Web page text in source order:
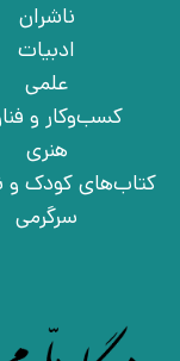
ناشران
ادبیات
علمی
کسب‌وکار و
هنری
کتاب‌های کودک و
سرگرمی